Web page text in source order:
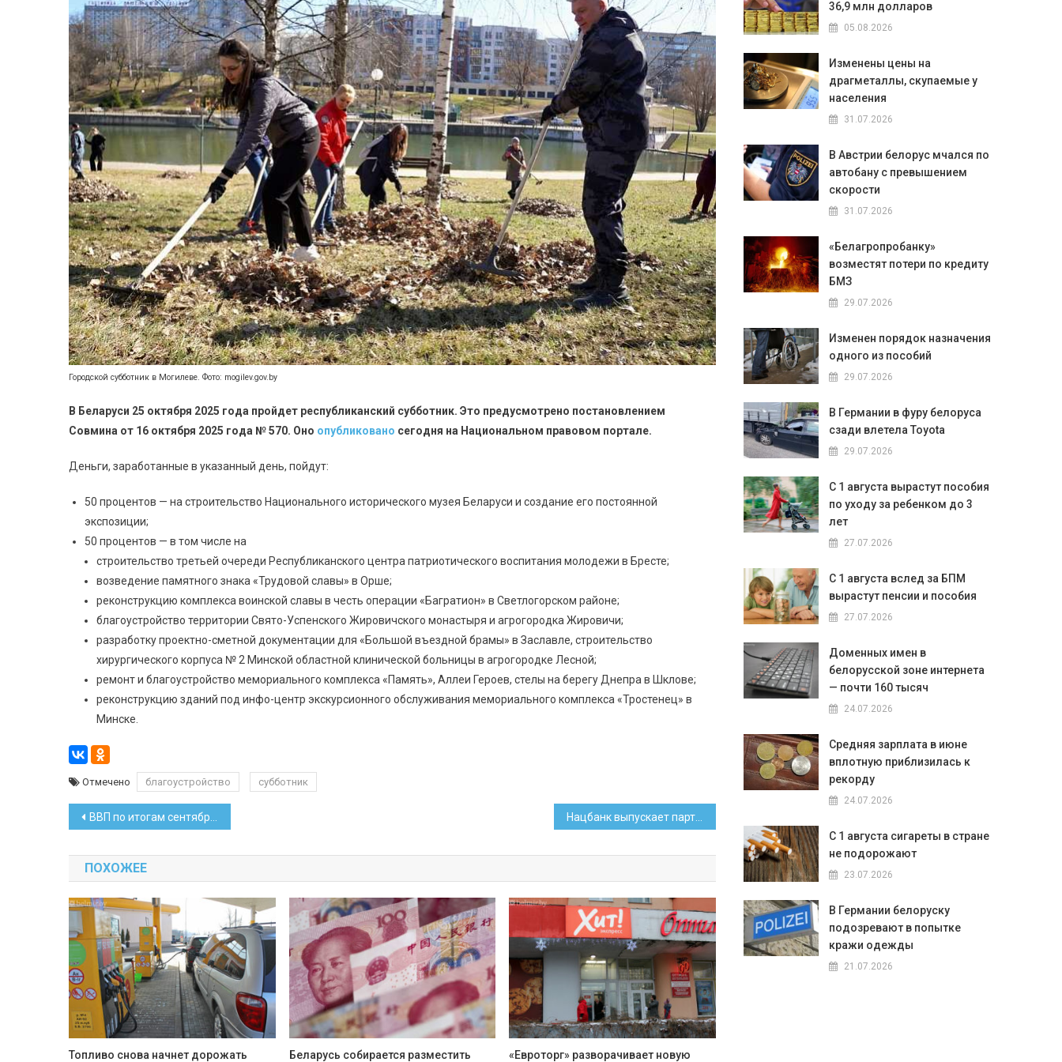
Городской субботник в Могилеве. Фото: mogilev.gov.by
В Беларуси 25 октября 2025 года пройдет республиканский субботник. Это предусмотрено постановлением
Совмина от 16 октября 2025 года № 570. Оно опубликовано сегодня на Национальном правовом портале.
Деньги, заработанные в указанный день, пойдут:
50 процентов — на строительство Национального исторического музея Беларуси и создание его постоянной
экспозиции;
50 процентов — в том числе на
строительство третьей очереди Республиканского центра патриотического воспитания молодежи в Бресте;
возведение памятного знака «Трудовой славы» в Орше;
реконструкцию комплекса воинской славы в честь операции «Багратион» в Светлогорском районе;
благоустройство территории Свято-Успенского Жировичского монастыря и агрогородка Жировичи;
разработку проектно-сметной документации для «Большой въездной брамы» в Заславле, строительство
хирургического корпуса № 2 Минской областной клинической больницы в агрогородке Лесной;
ремонт и благоустройство мемориального комплекса «Память», Аллеи Героев, стелы на берегу Днепра в Шклове;
реконструкцию зданий под инфо-центр экскурсионного обслуживания мемориального комплекса «Тростенец» в
Минске.
Отмечено благоустройство субботник
Навигация
по
записям
ВВП по итогам сентября вырос на 1,6 процента Нацбанк выпускает партию серебряных монет «Славянка»
ПОХОЖЕЕ
Топливо снова начнет дорожать Беларусь собирается разместить «Евроторг» разворачивает новую
36,9 млн долларов
05.08.2026
Изменены цены на
драгметаллы, скупаемые у
населения
31.07.2026
В Австрии белорус мчался по
автобану с превышением
скорости
31.07.2026
«Белагропробанку»
возместят потери по кредиту
БМЗ
29.07.2026
Изменен порядок назначения
одного из пособий
29.07.2026
В Германии в фуру белоруса
сзади влетела Toyota
29.07.2026
С 1 августа вырастут пособия
по уходу за ребенком до 3
лет
27.07.2026
С 1 августа вслед за БПМ
вырастут пенсии и пособия
27.07.2026
Доменных имен в
белорусской зоне интернета
— почти 160 тысяч
24.07.2026
Средняя зарплата в июне
вплотную приблизилась к
рекорду
24.07.2026
С 1 августа сигареты в стране
не подорожают
23.07.2026
В Германии белоруску
подозревают в попытке
кражи одежды
21.07.2026